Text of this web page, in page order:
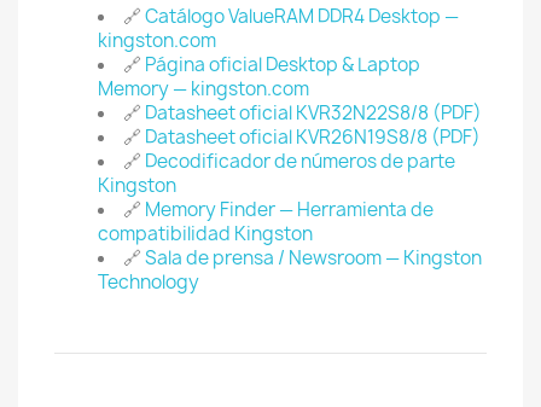
🔗Catálogo ValueRAM DDR4 Desktop —
kingston.com
🔗 Página oficial Desktop & Laptop
Memory — kingston.com
🔗 Datasheet oficial KVR32N22S8/8 (PDF)
🔗 Datasheet oficial KVR26N19S8/8 (PDF)
🔗 Decodificador de números de parte
Kingston
🔗 Memory Finder — Herramienta de
compatibilidad Kingston
🔗Sala de prensa / Newsroom — Kingston
Technology